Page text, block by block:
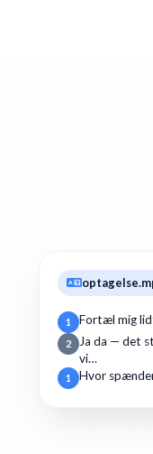
1 Fortæl mig
2
Ja da — det
vi…
1 Hvor